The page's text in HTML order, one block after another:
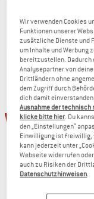
189,95 €
4,7
25%
Wir verwenden Cookies
Funktionen unserer
zusätzliche Dienste und
um Inhalte und Werbung
bereitzustellen. Dadurch
Analysepartner von
Drittländern ohne
dem Zugriff durch
dich damit
Ausnahme der
klicke bitte hier. Du
den „Einstellungen“
Einwilligung ist freiwillig,
kann jederzeit unter
Webseite widerrufen
auch zu Risiken der
Datenschutzhinweisen.